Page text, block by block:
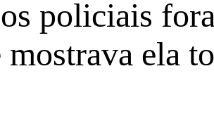
policiais
ela